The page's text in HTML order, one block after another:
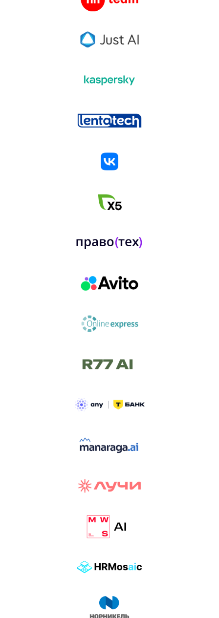
к построению бизнеса и созданию технологий под
Доклады, дискуссия и битва AI-агентов — 25 июня
ТРЕК «AI-NATIVE»
И БИТВА АГЕНТОВ
УЗНАТЬ БОЛЬШЕ